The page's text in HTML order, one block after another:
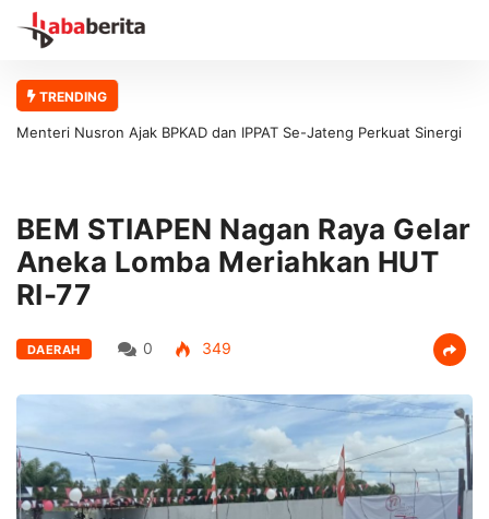
TRENDING
Menteri Nusron Ajak BPKAD dan IPPAT Se-Jateng Perkuat Sinergi
BEM STIAPEN Nagan Raya Gelar
Aneka Lomba Meriahkan HUT
RI-77
DAERAH 0 349